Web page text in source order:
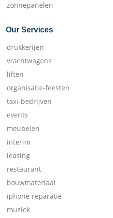
zonnepanelen
Our Services
drukkerijen
vrachtwagens
liften
organisatie-feesten
taxi-bedrijven
events
meubelen
interim
leasing
restaurant
bouwmateriaal
iphone-reparatie
muziek